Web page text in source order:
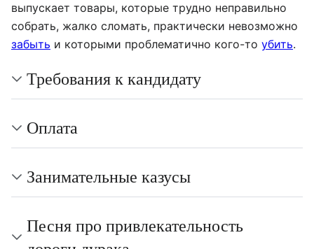
выпускает товары, которые трудно неправильно
собрать, жалко сломать, практически невозможно
забыть и которыми проблематично кого-то убить.
Требования к кандидату
Оплата
Занимательные казусы
Песня про привлекательность